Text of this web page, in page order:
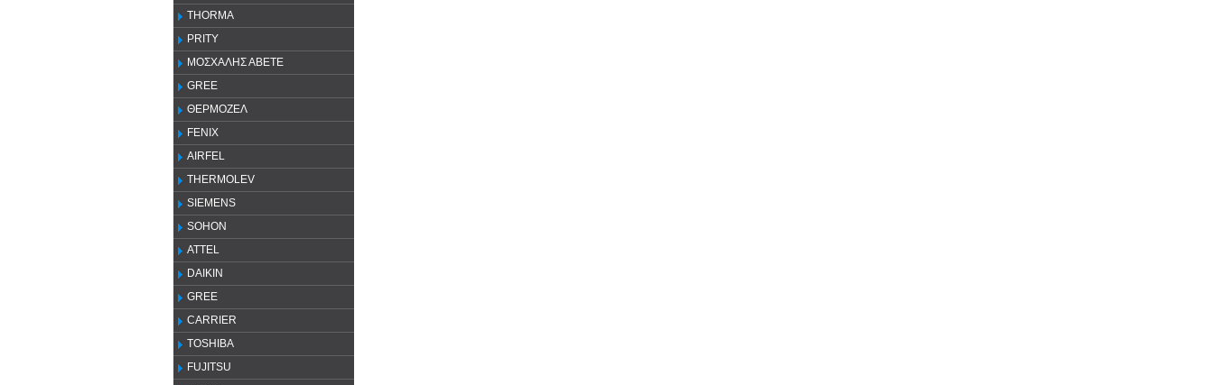
THORMA
PRITY
ΜΟΣΧΑΛΗΣ ΑΒΕΤΕ
GREE
ΘΕΡΜΟΖΕΛ
FENIX
AIRFEL
THERMOLEV
SIEMENS
SOHON
ATTEL
DAIKIN
GREE
CARRIER
TOSHIBA
FUJITSU